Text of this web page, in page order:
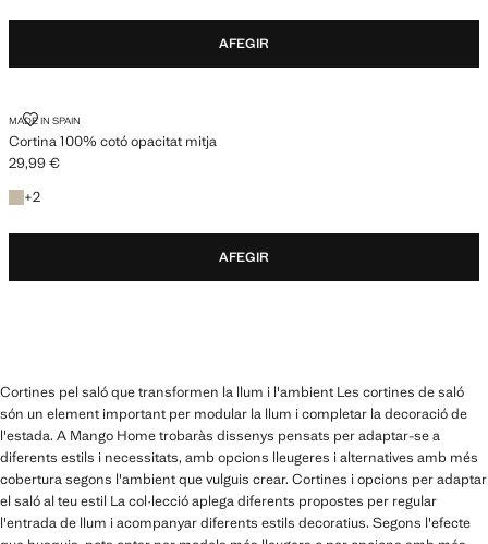
AFEGIR
MADE IN SPAIN
Cortina 100% cotó opacitat mitja
CORTINA 100% COTÓ OPACITAT MITJA
Preu actual [29,99 € ]
29,99 €
+2
+2 colors
AFEGIR
Cortines pel saló que transformen la llum i l'ambient Les cortines de saló
són un element important per modular la llum i completar la decoració de
l'estada. A Mango Home trobaràs dissenys pensats per adaptar-se a
diferents estils i necessitats, amb opcions lleugeres i alternatives amb més
cobertura segons l'ambient que vulguis crear. Cortines i opcions per adaptar
el saló al teu estil La col·lecció aplega diferents propostes per regular
l'entrada de llum i acompanyar diferents estils decoratius. Segons l'efecte